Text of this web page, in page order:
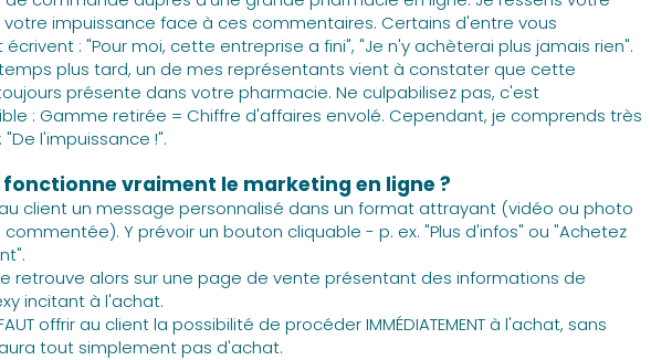
impuissance face à ces commentaires. Certains d'entre vous
: "Pour moi, cette entreprise a fini", "Je n'y achèterai plus jamais rien".
temps plus tard, un de mes représentants vient à constater que cette
présente dans votre pharmacie. Ne culpabilisez pas, c'est
: Gamme retirée = Chiffre d'affaires envolé. Cependant, je comprends très
l'impuissance !".
vraiment le marketing en ligne ?
client un message personnalisé dans un format attrayant (vidéo ou photo
Y prévoir un bouton cliquable - p. ex. "Plus d'infos" ou "Achetez
retrouve alors sur une page de vente présentant des informations de
incitant à l'achat.
offrir au client la possibilité de procéder IMMÉDIATEMENT à l'achat, sans
tout simplement pas d'achat.